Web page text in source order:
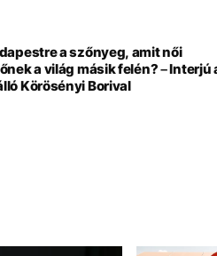
a szőnyeg, amit női
a világ másik felén? – Interjú
Körösényi Borival